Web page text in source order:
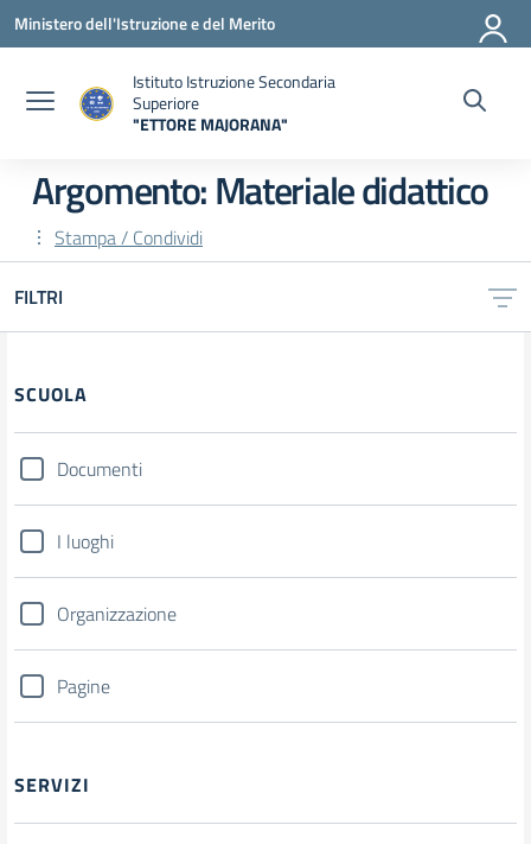
Vai ai contenuti
Vai al menu di navigazione
Vai al footer
Ministero dell'Istruzione e del Merito
Istituto Istruzione Secondaria
Superiore
"ETTORE MAJORANA"
Argomento: Materiale didattico
Stampa / Condividi
FILTRI
Filtri
SCUOLA
Documenti
I luoghi
Organizzazione
Pagine
SERVIZI